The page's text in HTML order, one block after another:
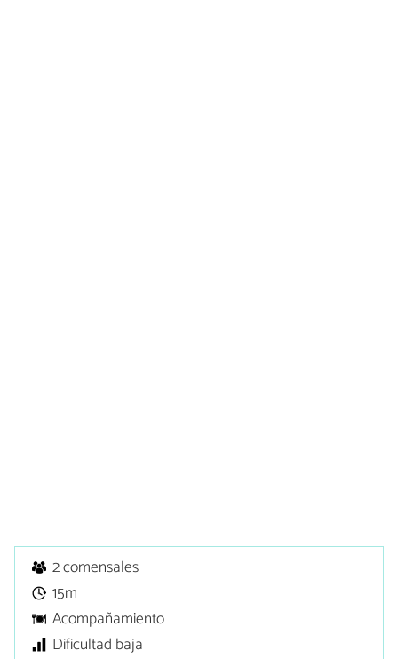
2 comensales
15m
Acompañamiento
Dificultad baja